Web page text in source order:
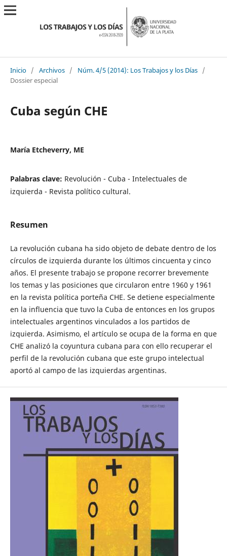
Inicio / Archivos / Núm. 4/5 (2014): Los Trabajos y los Días /
Dossier especial
Cuba según CHE
María Etcheverry, ME
Palabras clave: Revolución - Cuba - Intelectuales de
izquierda - Revista político cultural.
Resumen
La revolución cubana ha sido objeto de debate dentro de los
círculos de izquierda durante los últimos cincuenta y cinco
años. El presente trabajo se propone recorrer brevemente
los temas y las posiciones que circularon entre 1960 y 1961
en la revista política porteña CHE. Se detiene especialmente
en la influencia que tuvo la Cuba de entonces en los grupos
intelectuales argentinos vinculados a los partidos de
izquierda. Asimismo, el artículo se ocupa de la forma en que
CHE analizó la coyuntura cubana para con ello recuperar el
perfil de la revolución cubana que este grupo intelectual
aportó al campo de las izquierdas argentinas.